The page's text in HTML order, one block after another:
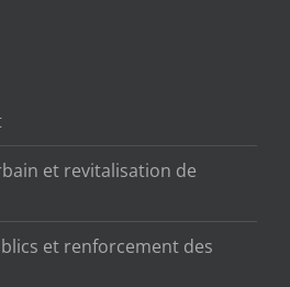
et revitalisation de
et renforcement des